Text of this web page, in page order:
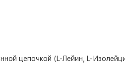
цепочкой (L-Лейин, L-